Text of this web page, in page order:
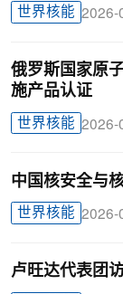
世界核能 2026-
俄罗斯国家原
施产品认证
世界核能 2026-
中国核安全与
世界核能 2026-
卢旺达代表团